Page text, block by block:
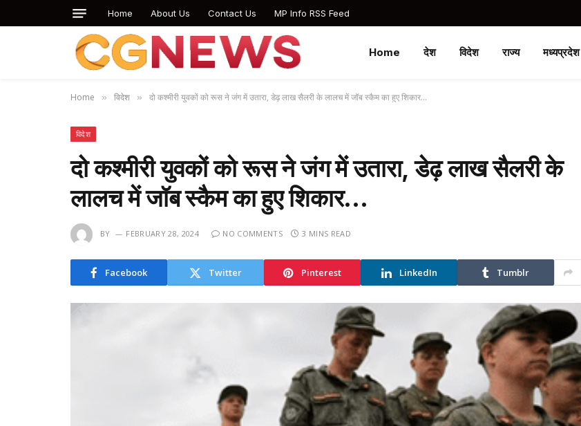
Home About Us Contact Us MP Info RSS Feed
Home देश विदेश राज्य मध्यप्रदेश
Home » विदेश » दो कश्मीरी युवकों को रूस ने जंग में उतारा, डेढ़ लाख सैलरी के लालच में जॉब स्कैम का हुए शिकार…
विदेश
दो कश्मीरी युवकों को रूस ने जंग में उतारा, डेढ़ लाख सैलरी के
लालच में जॉब स्कैम का हुए शिकार…
BY FEBRUARY 28, 2024 NO COMMENTS 3 MINS READ
Facebook Twitter Pinterest LinkedIn Tumblr